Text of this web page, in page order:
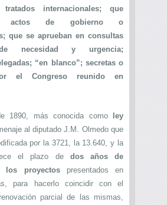
internacionales; que
actos de gobierno o
que se aprueban en consultas
necesidad y urgencia;
“en blanco”; secretas o
el Congreso reunido en
1890, más conocida como
ley
al diputado J.M. Olmedo que
por la 3721, la 13.640, y la
el plazo de dos años de
los proyectospresentados en
para hacerlo coincidir con el
parcial de las mismas,